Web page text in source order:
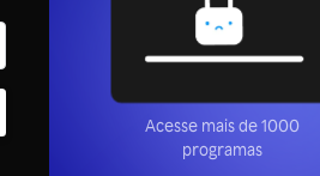
Acesse mais de 1000
programas